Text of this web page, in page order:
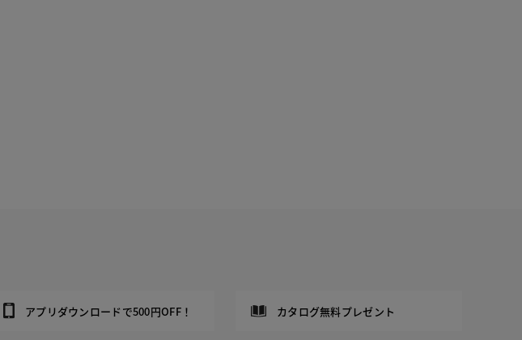
アプリダウンロードで500円OFF！ カタログ無料プレゼント